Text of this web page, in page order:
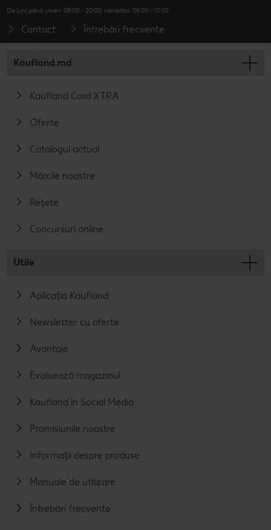
De luni până vineri: 08:00 - 20:00; sâmbăta: 08:00 - 17:00
Contact Întrebări frecvente
Kaufland.md
Kaufland Card XTRA
Oferte
Catalogul actual
Mărcile noastre
Rețete
Concursuri online
Utile
Aplicația Kaufland
Newsletter cu oferte
Avantaje
Evaluează magazinul
Kaufland în Social Media
Promisiunile noastre
Informații despre produse
Manuale de utilizare
Întrebări frecvente